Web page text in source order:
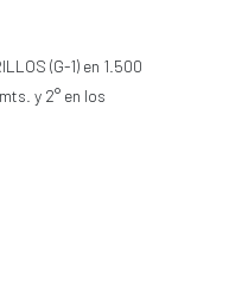
(G-1) en 1.500
y 2° en los